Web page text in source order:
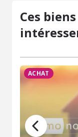
Ces
ACHAT